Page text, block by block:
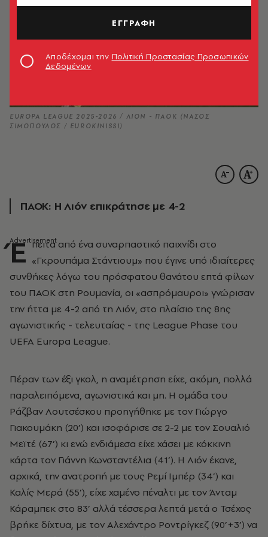
EUROPA LEAGUE 2025-2026 / ΛΙΟΝ - ΠΑΟΚ (ΝΑΣΟΣ
ΣΙΜΟΠΟΥΛΟΣ / EUROKINISSI)
ΠΑΟΚ: Η Λιόν επικράτησε με 4-2
Έ πειτα από ένα συναρπαστικό παιχνίδι στο
«Γκρουπάμα Στάντιουμ» που έγινε υπό ιδιαίτερες
συνθήκες λόγω του πρόσφατου θανάτου επτά φίλων
του ΠΑΟΚ στη Ρουμανία, οι «ασπρόμαυροι» γνώρισαν
την ήττα με 4-2 από τη Λιόν, στο πλαίσιο της 8ης
αγωνιστικής - τελευταίας - της League Phase του
UEFA Europa League.
Πέραν των έξι γκολ, η αναμέτρηση είχε, ακόμη, πολλά
παραλειπόμενα, αγωνιστικά και μη. Η ομάδα του
Ράζβαν Λουτσέσκου προηγήθηκε με τον Γιώργο
Γιακουμάκη (20’) και ισοφάρισε σε 2-2 με τον Σουαλιό
Μεϊτέ (67’) κι ενώ ενδιάμεσα είχε χάσει με κόκκινη
κάρτα τον Γιάννη Κωνσταντέλια (41’). Η Λιόν έκανε,
αρχικά, την ανατροπή με τους Ρεμί Ιμπέρ (34’) και
Καλίς Μερά (55’), είχε χαμένο πέναλτι με τον Άνταμ
Κάραμπεκ στο 83’ αλλά τέσσερα λεπτά μετά ο Τσέχος
βρήκε δίχτυα, με τον Αλεχάντρο Ροντρίγκεζ (90’+3’) να
ΕΓΓΡΑΦΗ
Αποδέχομαι την Πολιτική Προστασίας Προσωπικών
Δεδομένων